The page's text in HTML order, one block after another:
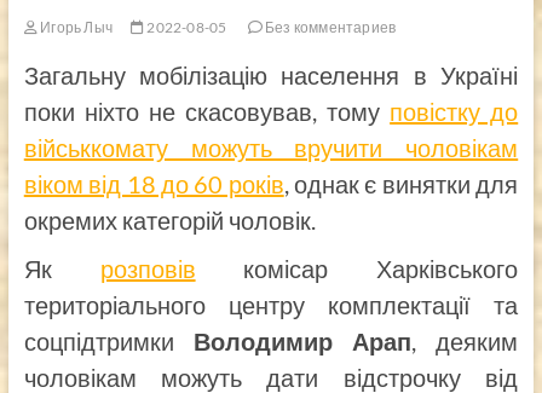
Игорь Лыч 2022-08-05 Без комментариев
Загальну мобілізацію населення в Україні
поки ніхто не скасовував, тому повістку до
військкомату можуть вручити чоловікам
віком від 18 до 60 років, однак є винятки для
окремих категорій чоловік.
Як розповів комісар Харківського
територіального центру комплектації та
соцпідтримки Володимир Арап, деяким
чоловікам можуть дати відстрочку від